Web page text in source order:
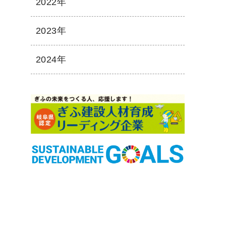
2022年
2023年
2024年